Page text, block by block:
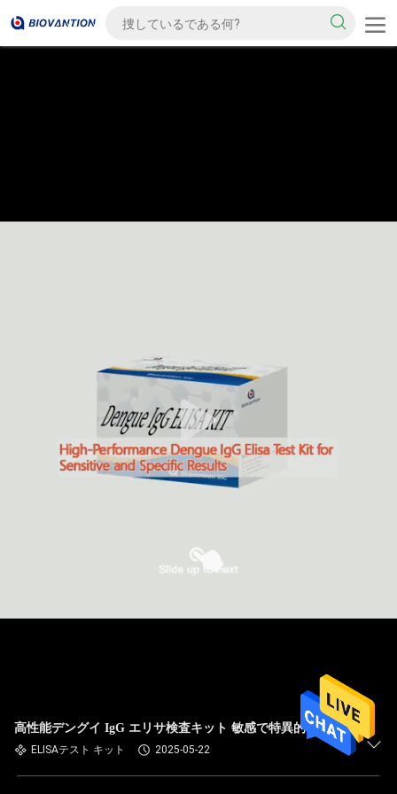
高性能デングイ IgG エリサ検査キット 敏感で特異的な結果
ELISAテスト キット 2025-05-22